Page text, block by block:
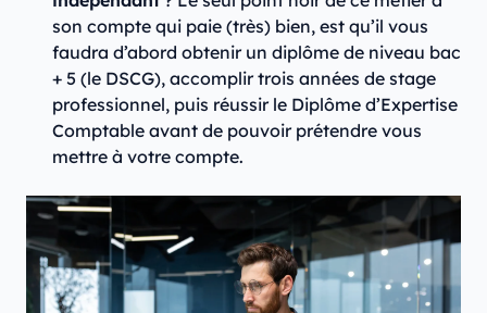
son compte qui paie (très) bien, est qu’il vous
faudra d’abord obtenir un diplôme de niveau bac
+ 5 (le DSCG), accomplir trois années de stage
professionnel, puis réussir le Diplôme d’Expertise
Comptable avant de pouvoir prétendre vous
mettre à votre compte.